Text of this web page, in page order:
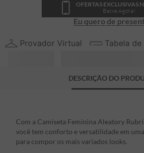
OFERTAS EXCLUSIVAS
Baixe Agora!
Eu quero de
Provador Virtual Tabela
DESCRIÇÃO DO
Com a Camiseta Feminina Aleatory
você tem conforto e versatilidade em
para compor os mais variados looks.